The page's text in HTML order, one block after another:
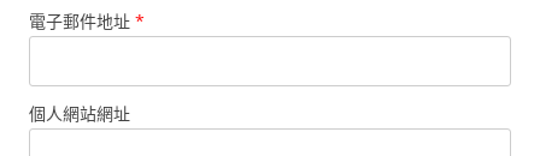
電子郵件地址 *
個人網站網址